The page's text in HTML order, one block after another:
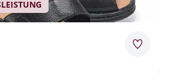
12.
G.
Klettschuh Bequemweite